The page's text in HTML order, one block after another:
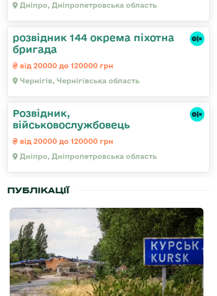
Дніпро, Дніпропетровська область
розвідник 144 окрема піхотна
бригада
від 20000 до 120000 грн
Чернігів, Чернігівська область
Розвідник,
військовослужбовець
від 20000 до 120000 грн
Дніпро, Дніпропетровська область
ПУБЛІКАЦІЇ